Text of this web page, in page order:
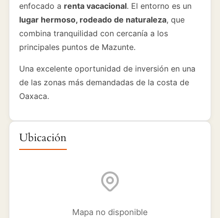
enfocado a renta vacacional. El entorno es un
lugar hermoso, rodeado de naturaleza, que
combina tranquilidad con cercanía a los
principales puntos de Mazunte.
Una excelente oportunidad de inversión en una
de las zonas más demandadas de la costa de
Oaxaca.
Ubicación
Mapa no disponible